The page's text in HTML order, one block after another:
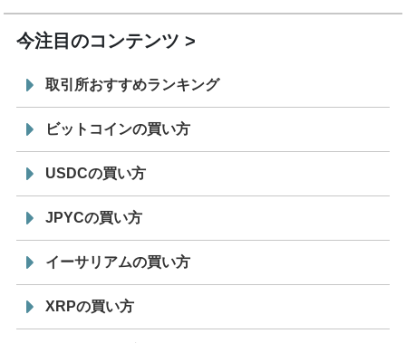
今注目のコンテンツ
取引所おすすめランキング
ビットコインの買い方
USDCの買い方
JPYCの買い方
イーサリアムの買い方
XRPの買い方